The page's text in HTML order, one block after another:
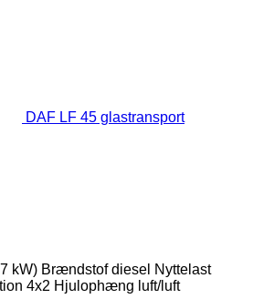
DAF LF 45 glastransport
kW) Brændstof diesel Nyttelast
4x2 Hjulophæng luft/luft